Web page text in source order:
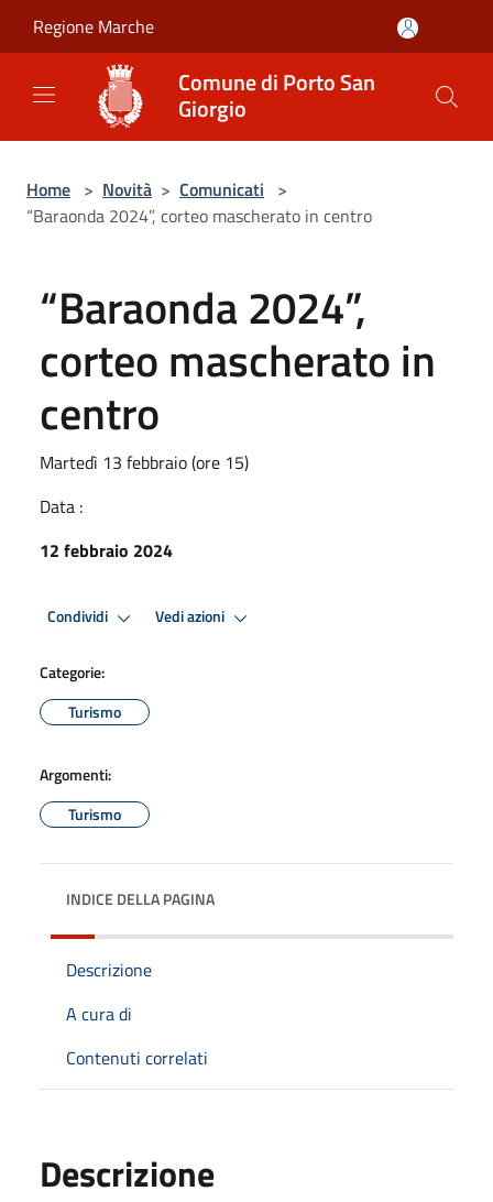
Regione Marche
Comune di Porto San
Giorgio
Home > Novità > Comunicati >
“Baraonda 2024”, corteo mascherato in centro
“Baraonda 2024”,
corteo mascherato in
centro
Martedì 13 febbraio (ore 15)
Data :
12 febbraio 2024
Condividi Vedi azioni
Categorie:
Turismo
Argomenti:
Turismo
INDICE DELLA PAGINA
Descrizione
A cura di
Contenuti correlati
Descrizione